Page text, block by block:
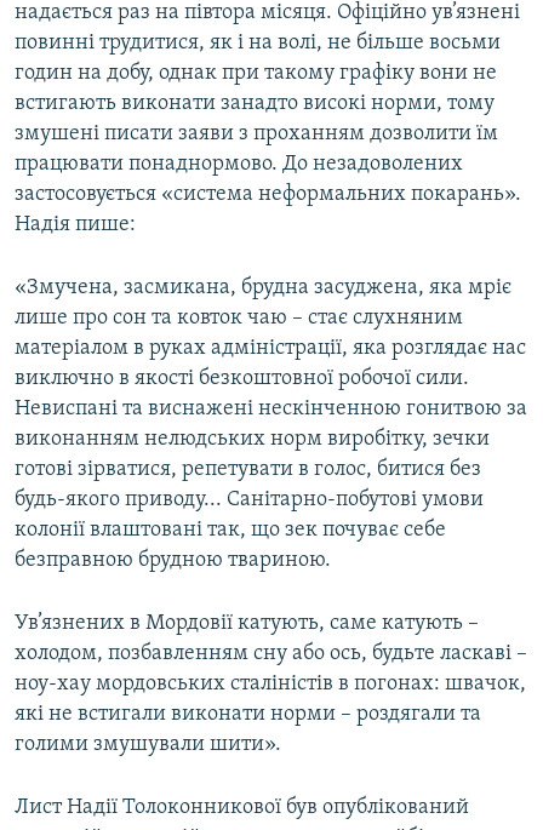
надається раз на півтора місяця. Офіційно ув’язнені
повинні трудитися, як і на волі, не більше восьми
годин на добу, однак при такому графіку вони не
встигають виконати занадто високі норми, тому
змушені писати заяви з проханням дозволити їм
працювати понаднормово. До незадоволених
застосовується «система неформальних покарань».
Надія пише:
«Змучена, засмикана, брудна засуджена, яка мріє
лише про сон та ковток чаю – стає слухняним
матеріалом в руках адміністрації, яка розглядає нас
виключно в якості безкоштовної робочої сили.
Невиспані та виснажені нескінченною гонитвою за
виконанням нелюдських норм виробітку, зечки
готові зірватися, репетувати в голос, битися без
будь-якого приводу... Санітарно-побутові умови
колонії влаштовані так, що зек почуває себе
безправною брудною твариною.
Ув’язнених в Мордовії катують, саме катують –
холодом, позбавленням сну або ось, будьте ласкаві –
ноу-хау мордовських сталіністів в погонах: швачок,
які не встигали виконати норми – роздягали та
голими змушували шити».
Лист Надії Толоконникової був опублікований